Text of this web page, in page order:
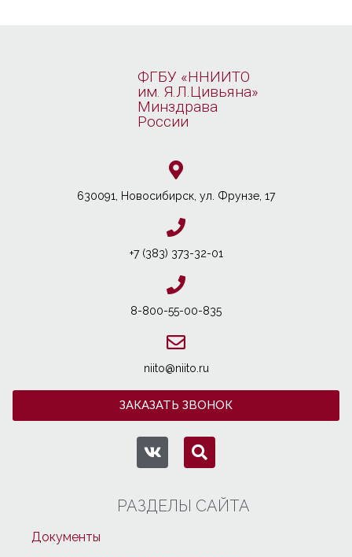
ФГБУ «ННИИТО
им. Я.Л.Цивьяна»
Минздрава
России
630091, Новосибирcк, ул. Фрунзе, 17
+7 (383) 373-32-01
8-800-55-00-835
niito@niito.ru
ЗАКАЗАТЬ ЗВОНОК
РАЗДЕЛЫ САЙТА
Документы